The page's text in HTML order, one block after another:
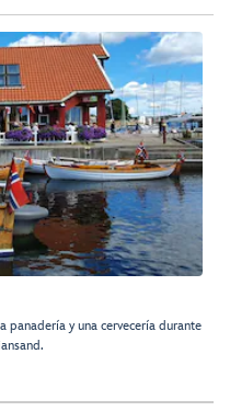
panadería y una cervecería durante